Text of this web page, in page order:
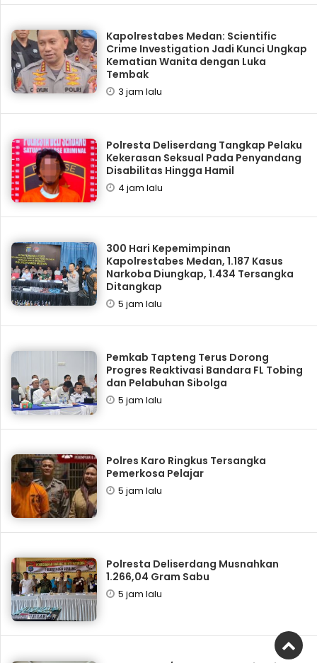
Kapolrestabes Medan: Scientific
Crime Investigation Jadi Kunci Ungkap
Kematian Wanita dengan Luka
Tembak
3 jam lalu
Polresta Deliserdang Tangkap Pelaku
Kekerasan Seksual Pada Penyandang
Disabilitas Hingga Hamil
4 jam lalu
300 Hari Kepemimpinan
Kapolrestabes Medan, 1.187 Kasus
Narkoba Diungkap, 1.434 Tersangka
Ditangkap
5 jam lalu
Pemkab Tapteng Terus Dorong
Progres Reaktivasi Bandara FL Tobing
dan Pelabuhan Sibolga
5 jam lalu
Polres Karo Ringkus Tersangka
Pemerkosa Pelajar
5 jam lalu
Polresta Deliserdang Musnahkan
1.266,04 Gram Sabu
5 jam lalu